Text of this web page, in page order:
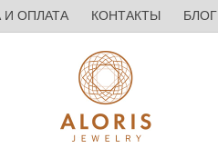
И ОПЛАТА КОНТАКТЫ БЛОГ